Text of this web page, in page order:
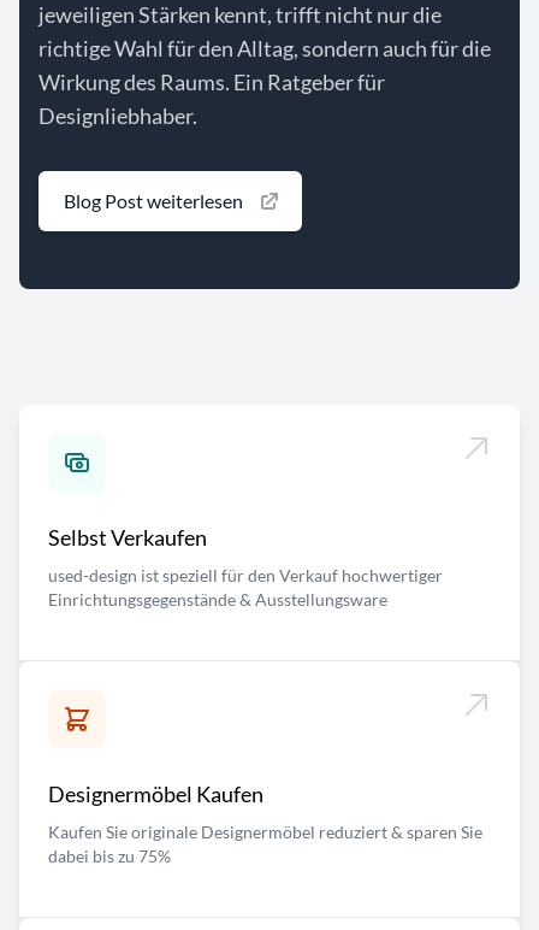
jeweiligen Stärken kennt, trifft nicht nur die
richtige Wahl für den Alltag, sondern auch für die
Wirkung des Raums. Ein Ratgeber für
Designliebhaber.
Blog Post weiterlesen
Selbst Verkaufen
used-design ist speziell für den Verkauf hochwertiger
Einrichtungsgegenstände & Ausstellungsware
Designermöbel Kaufen
Kaufen Sie originale Designermöbel reduziert & sparen Sie
dabei bis zu 75%